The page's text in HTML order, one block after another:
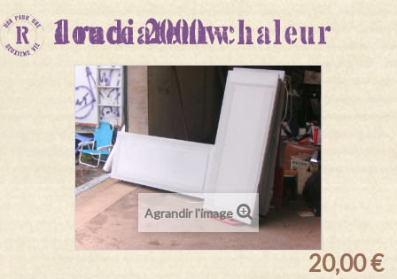
1 radiateur chaleur douce 2000w
Agrandir l'image
20,00 €